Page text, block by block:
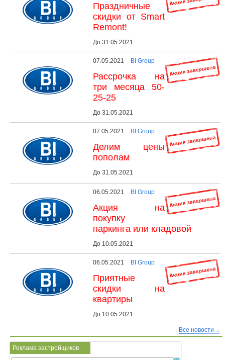
Праздничные
скидки от Smart
Remont!
До 31.05.2021
07.05.2021 BI Group
Рассрочка на
три месяца 50-
25-25
До 31.05.2021
07.05.2021 BI Group
Делим цены
пополам
До 31.05.2021
06.05.2021 BI Group
Акция на
покупку
паркинга или кладовой
До 10.05.2021
06.05.2021 BI Group
Приятные
скидки на
квартиры
До 10.05.2021
Все новости→
Реклама застройщиков